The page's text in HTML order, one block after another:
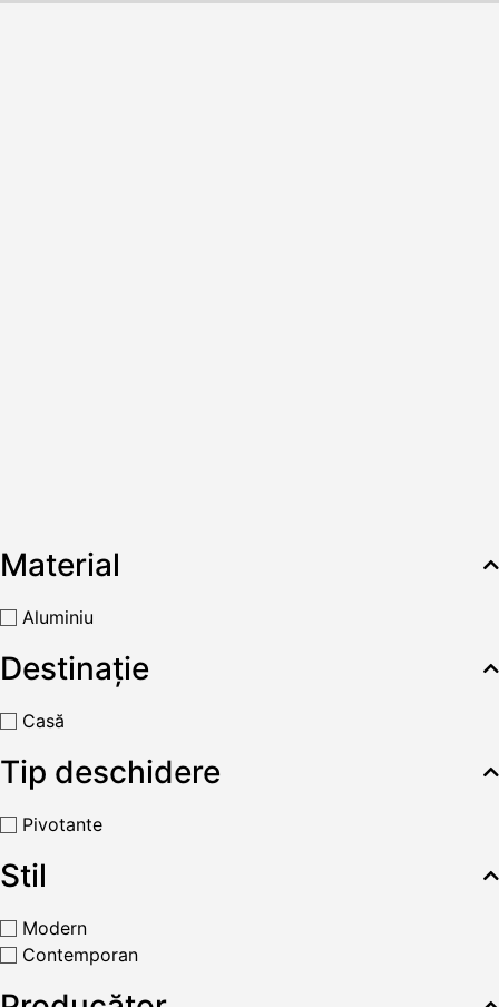
Material
Aluminiu
Destinație
Casă
Tip deschidere
Pivotante
Stil
Modern
Contemporan